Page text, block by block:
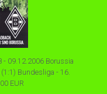
- 09.12.2006 Borussia
Bundesliga - 16.
EUR